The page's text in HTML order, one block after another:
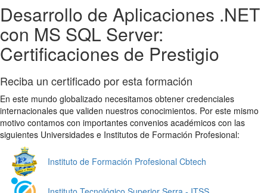
Desarrollo de Aplicaciones .NET
con MS SQL Server:
Certificaciones de Prestigio
Reciba un certificado por esta formación
En este mundo globalizado necesitamos obtener credenciales
internacionales que validen nuestros conocimientos. Por este mismo
motivo contamos con importantes convenios académicos con las
siguientes Universidades e Institutos de Formación Profesional:
Instituto de Formación Profesional Cbtech